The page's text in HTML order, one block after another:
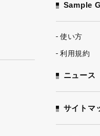
Sample
使い方
利用規約
ニュース
サイトマ